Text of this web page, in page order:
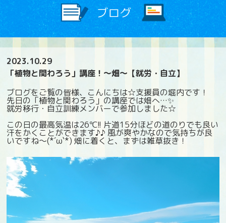
2023.10.29
「植物と関わろう」講座！～畑～【就労・自立】
ブログをご覧の皆様、こんにちは☆支援員の堀内です！
先日の「植物と関わろう」の講座では畑へ…✨
就労移行・自立訓練メンバーで参加しました☆
この日の最高気温は26℃!! 片道15分ほどの道のりでも良い
汗をかくことができます♪♪ 風が爽やかなので気持ちが良
いですね～(*´ω`*) 畑に着くと、まずは雑草抜き！